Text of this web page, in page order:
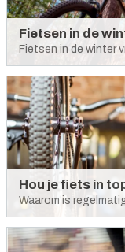
Hou je fiets in